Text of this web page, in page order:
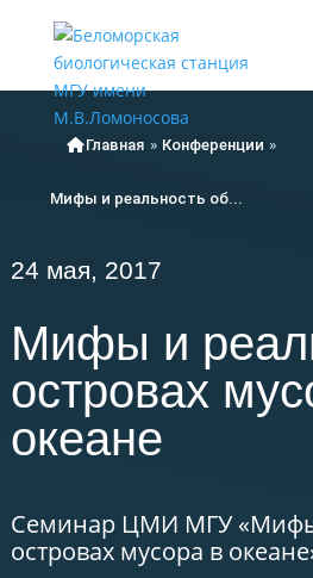
Главная » Конференции »
Мифы и реальность об...
24 мая, 2017
Мифы и
островах
океане
Семинар ЦМИ МГУ «Мифы
островах мусора в